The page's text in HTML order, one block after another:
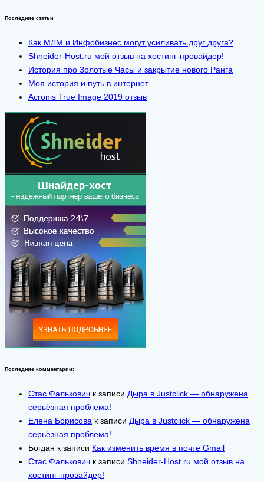
Последние статьи
Как МЛМ и Инфобизнес могут усиливать друг друга?
Shneider-Host.ru мой отзыв на хостинг-провайдер!
История про Золотые Часы и закрытие нового Ранга
Моя история и путь в интернет
Acronis True Image 2019 отзыв
Последние комментарии:
Стас Фалькович к записи Дыра в Justclick — обнаружена
серьёзная проблема!
Елена Борисова к записи Дыра в Justclick — обнаружена
серьёзная проблема!
Богдан к записи Как изменить время в почте Gmail
Стас Фалькович к записи Shneider-Host.ru мой отзыв на
хостинг-провайдер!